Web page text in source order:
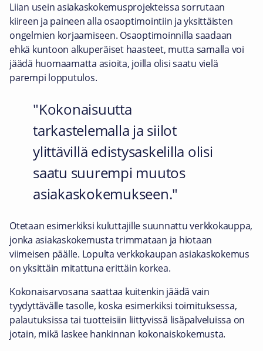
Liian usein asiakaskokemusprojekteissa sorrutaan
kiireen ja paineen alla osaoptimointiin ja yksittäisten
ongelmien korjaamiseen. Osaoptimoinnilla saadaan
ehkä kuntoon alkuperäiset haasteet, mutta samalla voi
jäädä huomaamatta asioita, joilla olisi saatu vielä
parempi lopputulos.
Kokonaisuutta
tarkastelemalla ja siilot
ylittävillä edistysaskelilla olisi
saatu suurempi muutos
asiakaskokemukseen.
Otetaan esimerkiksi kuluttajille suunnattu verkkokauppa,
jonka asiakaskokemusta trimmataan ja hiotaan
viimeisen päälle. Lopulta verkkokaupan asiakaskokemus
on yksittäin mitattuna erittäin korkea.
Kokonaisarvosana saattaa kuitenkin jäädä vain
tyydyttävälle tasolle, koska esimerkiksi toimituksessa,
palautuksissa tai tuotteisiin liittyvissä lisäpalveluissa on
jotain, mikä laskee hankinnan kokonaiskokemusta.